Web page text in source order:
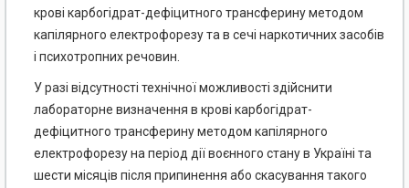
крові карбогідрат-дефіцитного трансферину методом
капілярного електрофорезу та в сечі наркотичних засобів
і психотропних речовин.
У разі відсутності технічної можливості здійснити
лабораторне визначення в крові карбогідрат-
дефіцитного трансферину методом капілярного
електрофорезу на період дії воєнного стану в Україні та
шести місяців після припинення або скасування такого